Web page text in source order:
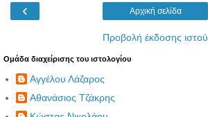
‹ Αρχική σελίδα
Προβολή έκδοσης ιστού
Ομάδα διαχείρισης του ιστολογίου
Αγγέλου Λάζαρος
Αθανάσιος Τζάκρης